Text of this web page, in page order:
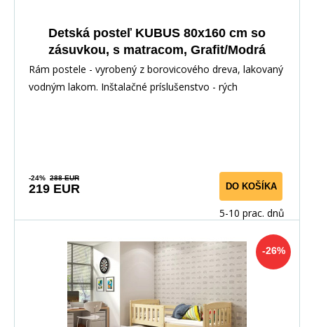
Detská posteľ KUBUS 80x160 cm so
zásuvkou, s matracom, Grafit/Modrá
Rám postele - vyrobený z borovicového dreva, lakovaný
vodným lakom. Inštalačné príslušenstvo - rých
-24% 288 EUR
219 EUR DO KOŠÍKA
5-10 prac. dnů
-26%